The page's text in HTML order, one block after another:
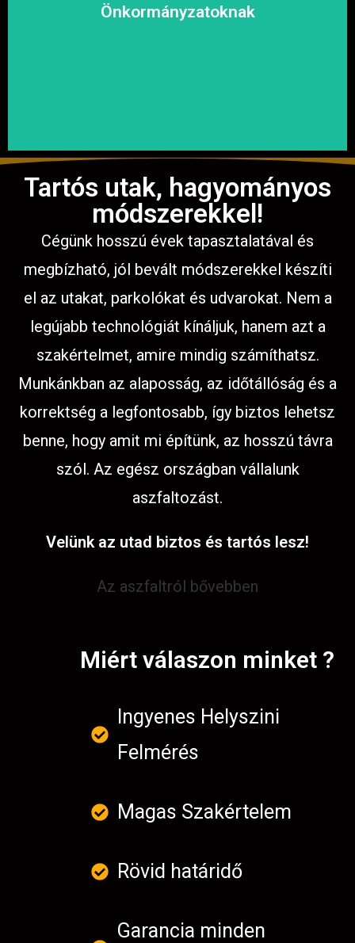
Önkormányzatoknak
garantáljuk a hosszú távú és fenntartható
Tartós utak, hagyományos
módszerekkel!
Cégünk hosszú évek tapasztalatával és
megbízható, jól bevált módszerekkel készíti
el az utakat, parkolókat és udvarokat. Nem a
legújabb technológiát kínáljuk, hanem azt a
szakértelmet, amire mindig számíthatsz.
Munkánkban az alaposság, az időtállóság és a
korrektség a legfontosabb, így biztos lehetsz
benne, hogy amit mi építünk, az hosszú távra
szól. Az egész országban vállalunk
aszfaltozást.
Velünk az utad biztos és tartós lesz!
Az aszfaltról bővebben
Miért válaszon minket ?
Ingyenes Helyszini
Felmérés
Magas Szakértelem
Rövid határidő
Garancia minden